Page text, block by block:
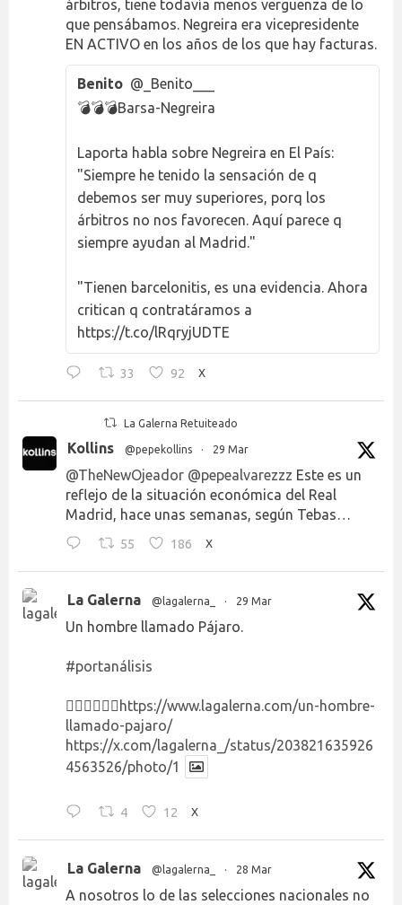
árbitros, tiene todavía menos vergüenza de lo
que pensábamos. Negreira era vicepresidente
EN ACTIVO en los años de los que hay facturas.
Benito @_Benito___
💣💣💣Barsa-Negreira
Laporta habla sobre Negreira en El País:
"Siempre he tenido la sensación de q
debemos ser muy superiores, porq los
árbitros no nos favorecen. Aquí parece q
siempre ayudan al Madrid."
"Tienen barcelonitis, es una evidencia. Ahora
critican q contratáramos a
https://t.co/lRqryjUDTE
33 92 X
La Galerna Retuiteado
Kollins @pepekollins · 29 Mar
@TheNewOjeador @pepealvarezzz Este es un
reflejo de la situación económica del Real
Madrid, hace unas semanas, según Tebas…
55 186 X
La Galerna @lagalerna_ · 29 Mar
Un hombre llamado Pájaro.
#portanálisis
👉🏻👉🏻👉🏻 https://www.lagalerna.com/un-hombre-
llamado-pajaro/
https://x.com/lagalerna_/status/203821635926
4563526/photo/1
4 12 X
La Galerna @lagalerna_ · 28 Mar
A nosotros lo de las selecciones nacionales no